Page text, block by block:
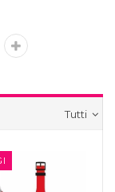
Tutti